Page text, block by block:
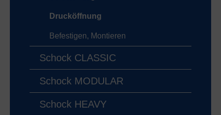
Drucköffnung
Befestigen, Montieren
Schock CLASSIC
Schock MODULAR
Schock HEAVY